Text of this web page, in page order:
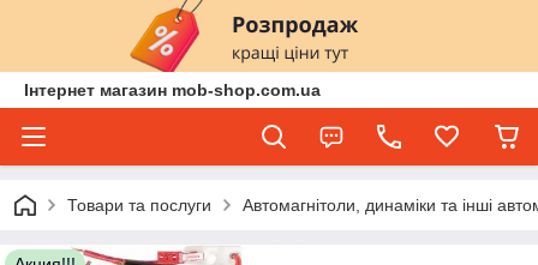
Інтернет магазин mob-shop.com.ua
Товари та послуги Автомагнітоли, динаміки та інші